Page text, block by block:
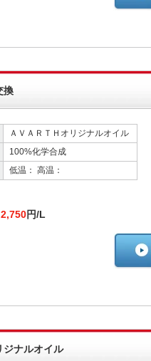
換
ＡＶＡＲＴＨオリジナルオイル
100%化学合成
低温： 高温：
2,750円/L
ジナルオイル